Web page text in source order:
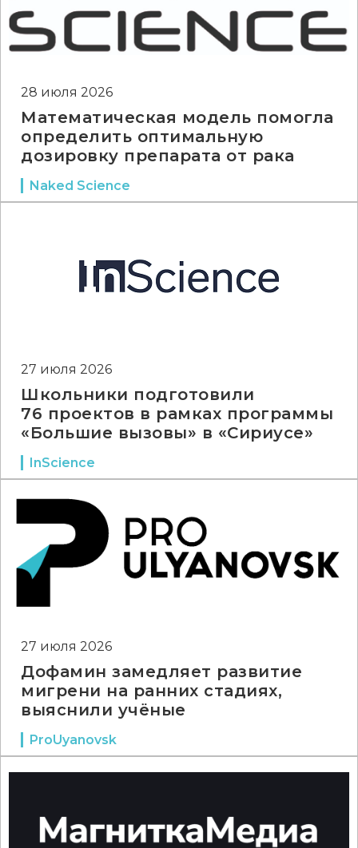
28 июля 2026
Математическая модель помогла
определить оптимальную
дозировку препарата от рака
Naked Science
27 июля 2026
Школьники подготовили
76 проектов в рамках программы
«Большие вызовы» в «Сириусе»
InScience
27 июля 2026
Дофамин замедляет развитие
мигрени на ранних стадиях,
выяснили учёные
ProUyanovsk